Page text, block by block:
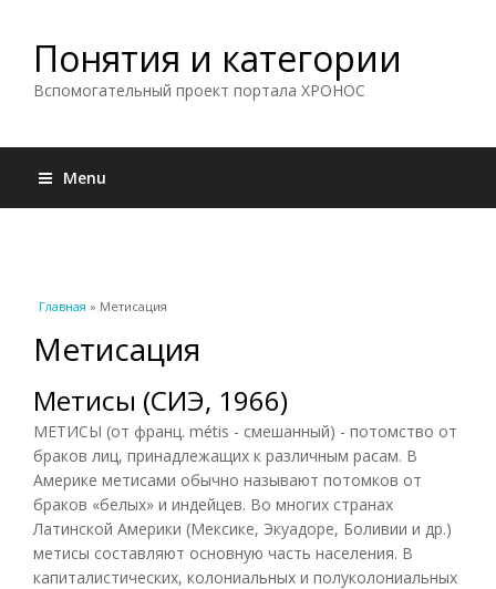
Понятия и категории
Вспомогательный проект портала ХРОНОС
Menu
Вы здесь
Главная » Метисация
Метисация
Метисы (СИЭ, 1966)
МЕТИСЫ (от франц. métis - смешанный) - потомство от
браков лиц, принадлежащих к различным расам. В
Америке метисами обычно называют потомков от
браков «белых» и индейцев. Во многих странах
Латинской Америки (Мексике, Экуадоре, Боливии и др.)
метисы составляют основную часть населения. В
капиталистических, колониальных и полуколониальных